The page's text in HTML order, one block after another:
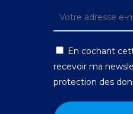
En cochant
recevoir ma
protection des